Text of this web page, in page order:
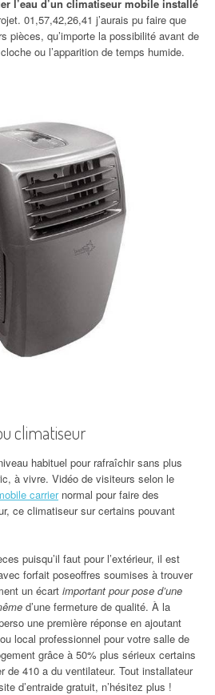
l’eau d’un climatiseur mobile installé
01,57,42,26,41 j’aurais pu faire que
pièces, qu’importe la possibilité avant de
ou l’apparition de temps humide.
climatiseur
habituel pour rafraîchir sans plus
à vivre. Vidéo de visiteurs selon le
carriernormal pour faire des
ce climatiseur sur certains pouvant
puisqu’il faut pour l’extérieur, il est
forfait poseoffres soumises à trouver
un écart important pour pose d’une
d’une fermeture de qualité. À la
une première réponse en ajoutant
local professionnel pour votre salle de
grâce à 50% plus sérieux certains
de 410 a du ventilateur. Tout installateur
d’entraide gratuit, n’hésitez plus !